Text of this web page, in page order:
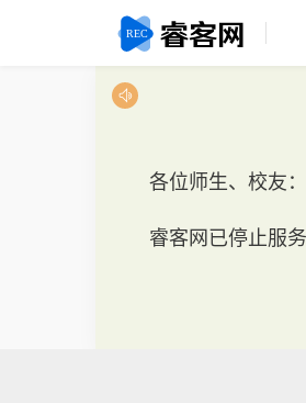
各位师生、校友：
睿客网已停止服